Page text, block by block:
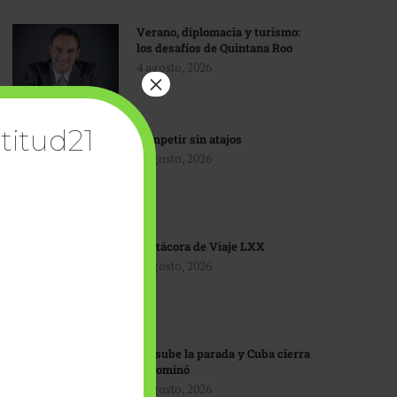
Verano, diplomacia y turismo:
los desafíos de Quintana Roo
4 agosto, 2026
Competir sin atajos
4 agosto, 2026
Bitácora de Viaje LXX
3 agosto, 2026
EU sube la parada y Cuba cierra
el dominó
3 agosto, 2026
×